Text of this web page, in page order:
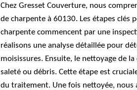
Chez Gresset Couverture, nous
de charpente à 60130. Les étapes clés
charpente commencent par une
réalisons une analyse détaillée pour
moisissures. Ensuite, le nettoyage de
saleté ou débris. Cette étape est
du traitement. Une fois nettoyée,